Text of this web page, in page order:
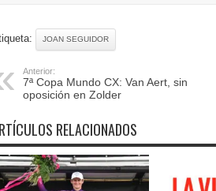
JOAN SEGUIDOR
Anterior:
7ª Copa Mundo CX: Van Aert, sin
oposición en Zolder
RELACIONADOS